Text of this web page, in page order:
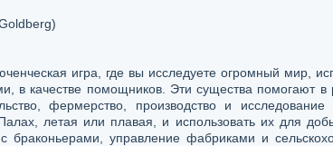
игра, где вы исследуете огромный мир,
в качестве помощников. Эти существа помогают в
фермерство, производство и
летая или плавая, и использовать их для
браконьерами, управление фабриками и